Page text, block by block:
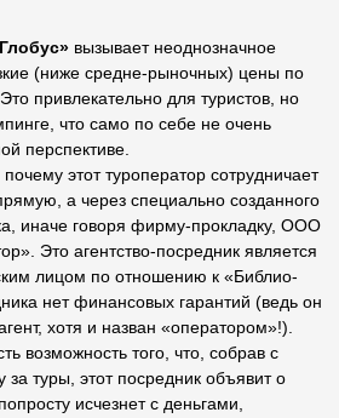
вызывает неоднозначное
(ниже средне-рыночных) цены по
привлекательно для туристов, но
что само по себе не очень
перспективе.
этот туроператор сотрудничает
а через специально созданного
иначе говоря фирму-прокладку, ООО
Это агентство-посредник является
лицом по отношению к «Библио-
нет финансовых гарантий (ведь он
хотя и назван «оператором»!).
возможность того, что, собрав с
за туры, этот посредник объявит о
исчезнет с деньгами,